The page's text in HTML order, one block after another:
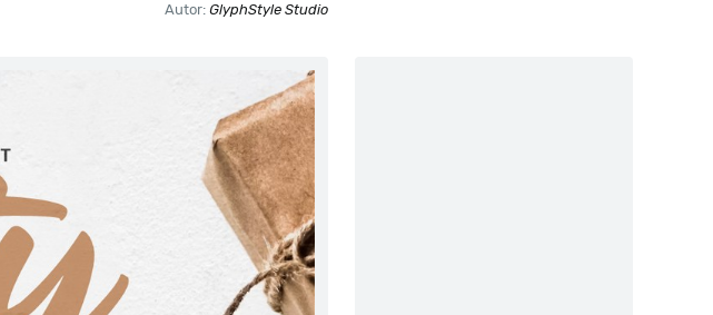
Autor: GlyphStyle Studio